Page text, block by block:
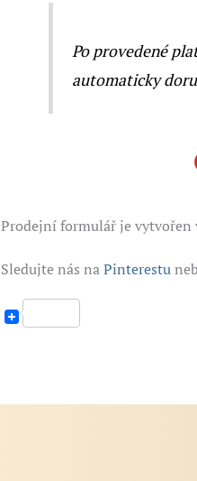
Po provedené
automaticky
Prodejní formulář je vytvořen
Sledujte nás naPinterestu